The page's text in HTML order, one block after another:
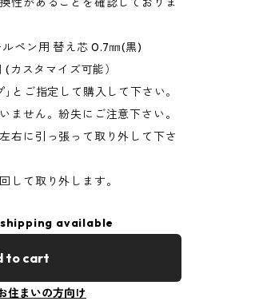
ペン用 替え芯 0.7㎜(黒)
カスタマイズ可能）
とご指定して購入して下さい。
ません。紛失にご注意下さい。
右に引っ張って取り外して下さ
して取り外します。
available
to cart
住まいの方向け